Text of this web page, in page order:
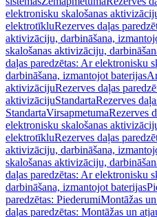
elektronisku skalošanas
elektrotīkluRezerves daļas
aktivizāciju, darbināšana,
skalošanas aktivizāciju,
daļas paredzētas: Ar elektronisku
darbināšana, izmantojot baterijas
aktivizācijuRezerves daļas
aktivizācijuStandartaRezerves
StandartaVirsapmetumaRezerves
elektronisku skalošanas
elektrotīkluRezerves daļas
aktivizāciju, darbināšana,
skalošanas aktivizāciju,
daļas paredzētas: Ar elektronisku
darbināšana, izmantojot baterijas
paredzētas: PiederumiMontāžas
daļas paredzētas: Montāžas un